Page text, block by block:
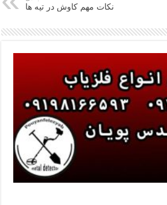
نکات مهم کاوش در تپه ها